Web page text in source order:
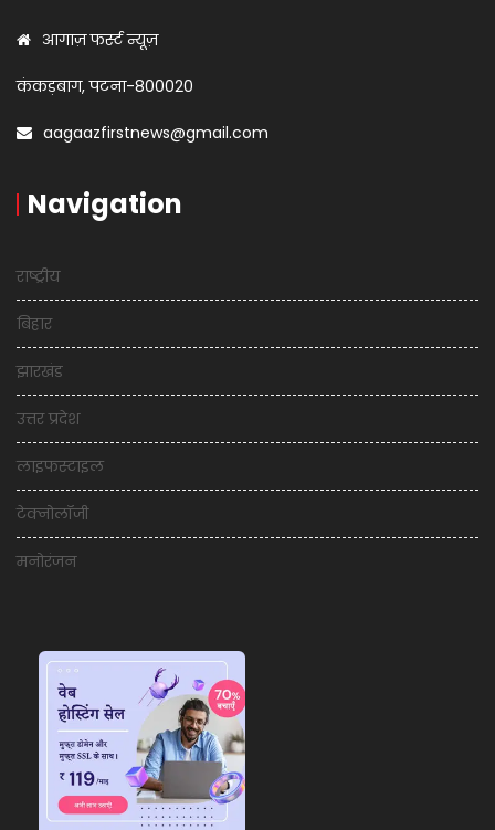
आगाज़ फर्स्ट न्यूज़
कंकड़बाग, पटना-800020
aagaazfirstnews@gmail.com
Navigation
राष्ट्रीय
बिहार
झारखंड
उत्तर प्रदेश
लाइफस्टाइल
टेक्नोलॉजी
मनोरंजन